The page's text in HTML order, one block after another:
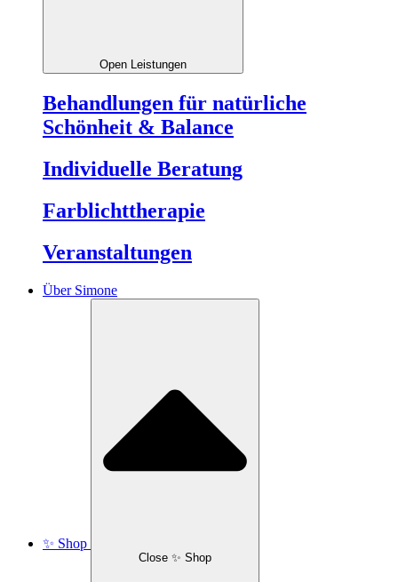
Open Leistungen
Behandlungen für natürliche
Schönheit & Balance
Individuelle Beratung
Farblichttherapie
Veranstaltungen
Über Simone
✨ Shop
Close ✨ Shop